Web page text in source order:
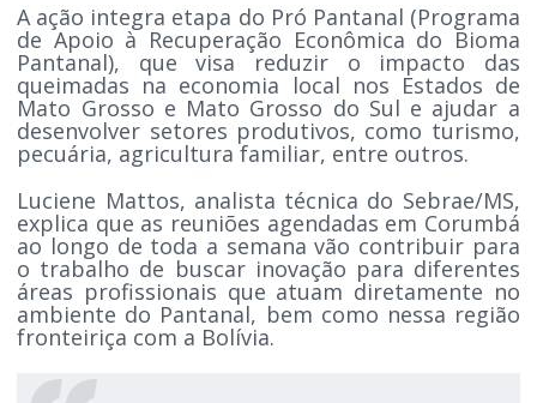
A ação integra etapa do Pró Pantanal (Programa
de Apoio à Recuperação Econômica do Bioma
Pantanal), que visa reduzir o impacto das
queimadas na economia local nos Estados de
Mato Grosso e Mato Grosso do Sul e ajudar a
desenvolver setores produtivos, como turismo,
pecuária, agricultura familiar, entre outros.
Luciene Mattos, analista técnica do Sebrae/MS,
explica que as reuniões agendadas em Corumbá
ao longo de toda a semana vão contribuir para
o trabalho de buscar inovação para diferentes
áreas profissionais que atuam diretamente no
ambiente do Pantanal, bem como nessa região
fronteiriça com a Bolívia.